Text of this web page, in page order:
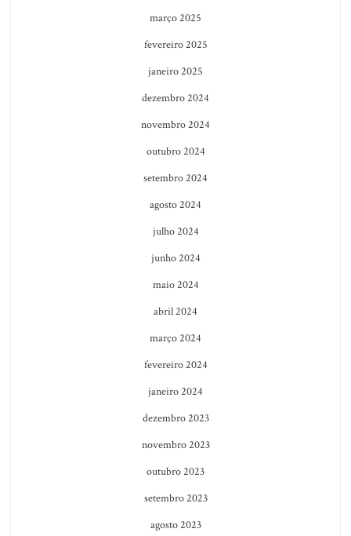
março 2025
fevereiro 2025
janeiro 2025
dezembro 2024
novembro 2024
outubro 2024
setembro 2024
agosto 2024
julho 2024
junho 2024
maio 2024
abril 2024
março 2024
fevereiro 2024
janeiro 2024
dezembro 2023
novembro 2023
outubro 2023
setembro 2023
agosto 2023